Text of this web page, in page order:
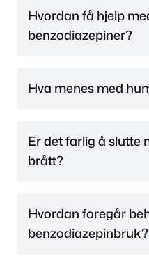
Hvordan få hjelp
benzodiazepiner?
Hva menes med
Er det farlig å slutte
brått?
Hvordan foregår
benzodiazepinbruk?